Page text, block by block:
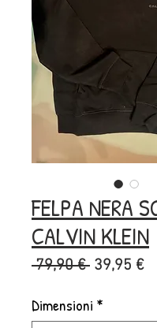
FELPA NERA
CALVIN KLEIN
79,90 € Prezzo
39,95 €
Dimensioni *